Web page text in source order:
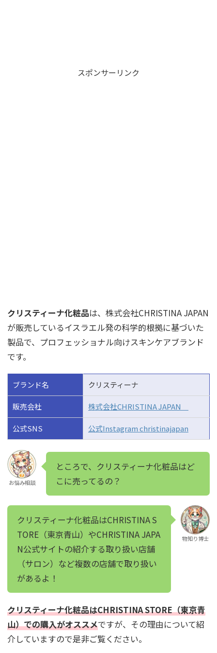
スポンサーリンク
クリスティーナ化粧品は、株式会社CHRISTINA JAPAN
が販売しているイスラエル発の科学的根拠に基づいた
製品で、プロフェッショナル向けスキンケアブランド
です。
ブランド名 クリスティーナ
販売会社 株式会社CHRISTINA JAPAN
公式SNS 公式Instagram christinajapan
お悩み相談
ところで、クリスティーナ化粧品はど
こに売ってるの？
クリスティーナ化粧品はCHRISTINA S
TORE（東京青山）やCHRISTINA JAPA
N公式サイトの紹介する取り扱い店舗
（サロン）など複数の店舗で取り扱い
があるよ！
物知り博士
クリスティーナ化粧品はCHRISTINA STORE（東京青
山）での購入がオススメですが、その理由について紹
介していますので是非ご覧ください。